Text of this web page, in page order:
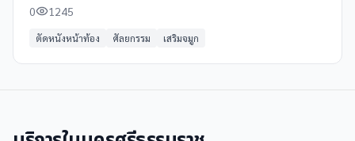
0 1245
ตัดหนังหน้าท้อง ศัลยกรรม เสริมจมูก